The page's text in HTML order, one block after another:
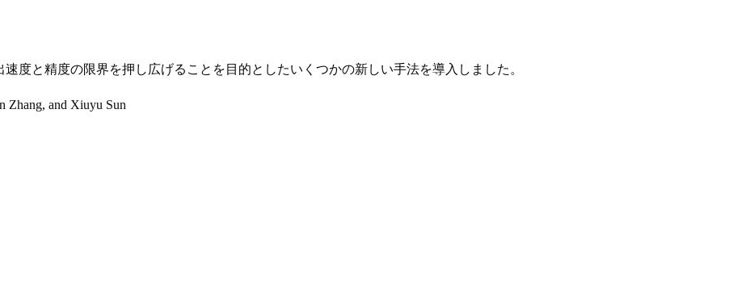
度と精度の限界を押し広げることを目的としたいくつかの新しい手法を導入しました。
Zhang, and Xiuyu Sun